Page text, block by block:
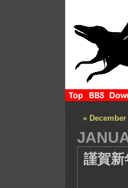
« December
謹賀新